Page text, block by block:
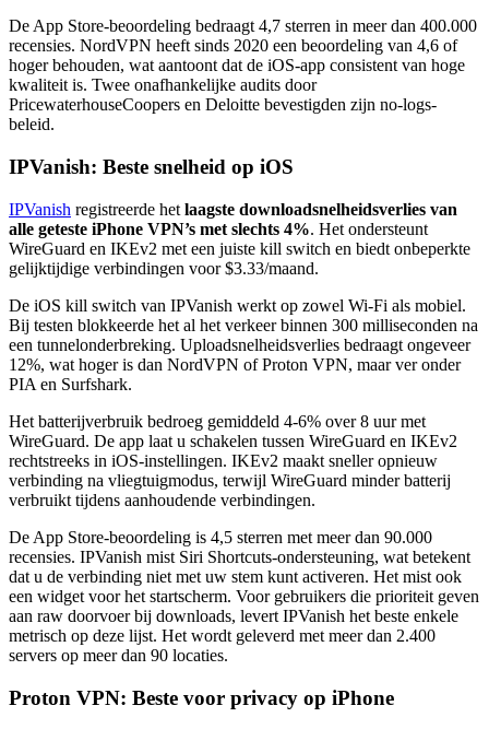
De App Store-beoordeling bedraagt 4,7 sterren in meer dan 400.000
recensies. NordVPN heeft sinds 2020 een beoordeling van 4,6 of
hoger behouden, wat aantoont dat de iOS-app consistent van hoge
kwaliteit is. Twee onafhankelijke audits door
PricewaterhouseCoopers en Deloitte bevestigden zijn no-logs-
beleid.
IPVanish: Beste snelheid op iOS
IPVanish registreerde het laagste downloadsnelheidsverlies van
alle geteste iPhone VPN’s met slechts 4%. Het ondersteunt
WireGuard en IKEv2 met een juiste kill switch en biedt onbeperkte
gelijktijdige verbindingen voor $3.33/maand.
De iOS kill switch van IPVanish werkt op zowel Wi-Fi als mobiel.
Bij testen blokkeerde het al het verkeer binnen 300 milliseconden na
een tunnelonderbreking. Uploadsnelheidsverlies bedraagt ongeveer
12%, wat hoger is dan NordVPN of Proton VPN, maar ver onder
PIA en Surfshark.
Het batterijverbruik bedroeg gemiddeld 4-6% over 8 uur met
WireGuard. De app laat u schakelen tussen WireGuard en IKEv2
rechtstreeks in iOS-instellingen. IKEv2 maakt sneller opnieuw
verbinding na vliegtuigmodus, terwijl WireGuard minder batterij
verbruikt tijdens aanhoudende verbindingen.
De App Store-beoordeling is 4,5 sterren met meer dan 90.000
recensies. IPVanish mist Siri Shortcuts-ondersteuning, wat betekent
dat u de verbinding niet met uw stem kunt activeren. Het mist ook
een widget voor het startscherm. Voor gebruikers die prioriteit geven
aan raw doorvoer bij downloads, levert IPVanish het beste enkele
metrisch op deze lijst. Het wordt geleverd met meer dan 2.400
servers op meer dan 90 locaties.
Proton VPN: Beste voor privacy op iPhone